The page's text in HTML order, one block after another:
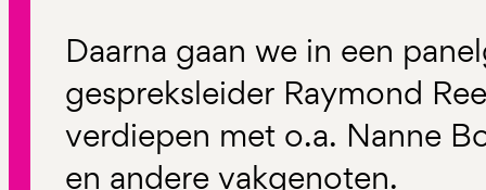
Daarna gaan we in een
gespreksleider Raymond
verdiepen met o.a. Nanne
en andere vakgenoten.